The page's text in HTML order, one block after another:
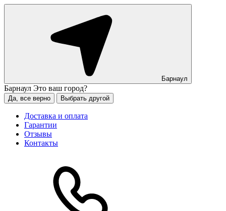
Барнаул
Барнаул Это ваш город?
Да, все верно Выбрать другой
Доставка и оплата
Гарантии
Отзывы
Контакты